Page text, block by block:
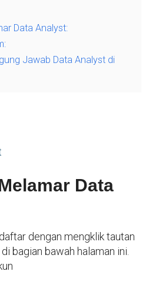
Data Analyst:
Jawab Data Analyst di
Data
dengan mengklik tautan
bagian bawah halaman ini.